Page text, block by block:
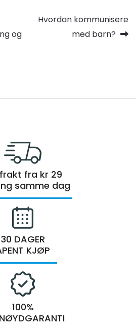
og
Neste
Hvordan kommunisere
med barn?
fra kr 29
samme dag
30 DAGER
KJØP
100%